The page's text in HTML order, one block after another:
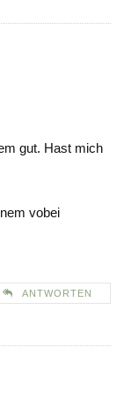
gut. Hast mich
vobei
ANTWORTEN